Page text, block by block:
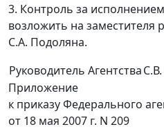
3. Контроль за
возложить на заместителя
С.А. Подоляна.
Руководитель Агентства
Приложение
к приказу Федерального
от 18 мая 2007 г. N 209